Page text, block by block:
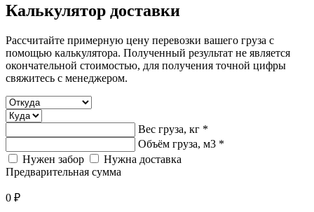
Калькулятор доставки
Рассчитайте примерную цену перевозки вашего груза с
помощью калькулятора. Полученный результат не является
окончательной стоимостью, для получения точной цифры
свяжитесь с менеджером.
Вес груза, кг *
Объём груза, м3 *
Нужен забор
Нужна доставка
Предварительная сумма
0 ₽